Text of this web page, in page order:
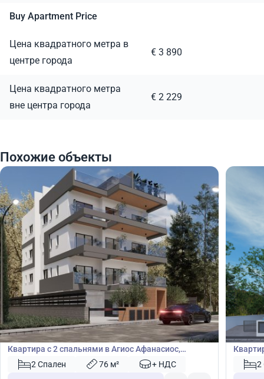
Buy Apartment Price
Цена квадратного метра в
центре города
€ 3 890
Цена квадратного метра
вне центра города
€ 2 229
Похожие объекты
€430 000
Квартира
Квартира с 2 спальнями в Агиос Афанасиос,
Лимасол, Кипр № 43905
2 Спален 76 м² + НДС
€430
Кипр2